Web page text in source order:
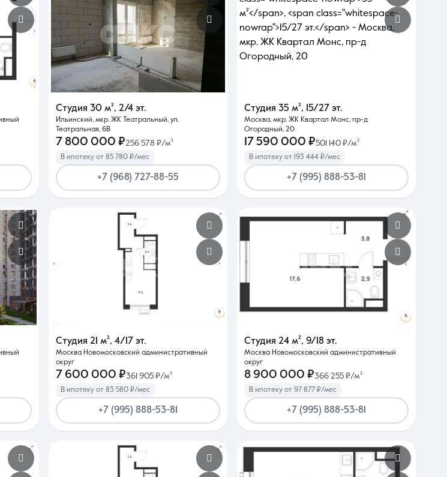
Студия 30 м², 2/4 эт.
Ильинский, мкр. ЖК Театральный, ул.
Театральная, 6В
7 800 000 ₽256 578 ₽/м²
В ипотеку от 85 780 ₽/мес
+7 (968) 727-88-55
Студия 35 м², 15/27 эт.
Москва, мкр. ЖК Квартал Монс, пр-д
Огородный, 20
17 590 000 ₽501 140 ₽/м²
В ипотеку от 193 444 ₽/мес
+7 (995) 888-53-81
Студия 21 м², 4/17 эт.
Москва Новомосковский административный
округ
7 600 000 ₽361 905 ₽/м²
В ипотеку от 83 580 ₽/мес
+7 (995) 888-53-81
Студия 24 м², 9/18 эт.
Москва Новомосковский административный
округ
8 900 000 ₽366 255 ₽/м²
В ипотеку от 97 877 ₽/мес
+7 (995) 888-53-81